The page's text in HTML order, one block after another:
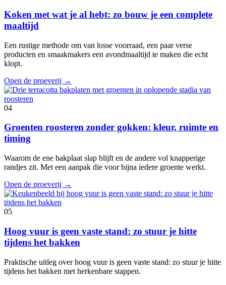
Koken met wat je al hebt: zo bouw je een complete
maaltijd
Een rustige methode om van losse voorraad, een paar verse
producten en smaakmakers een avondmaaltijd te maken die echt
klopt.
Open de proeverij →
04
Groenten roosteren zonder gokken: kleur, ruimte en
timing
Waarom de ene bakplaat slap blijft en de andere vol knapperige
randjes zit. Met een aanpak die voor bijna iedere groente werkt.
Open de proeverij →
05
Hoog vuur is geen vaste stand: zo stuur je hitte
tijdens het bakken
Praktische uitleg over hoog vuur is geen vaste stand: zo stuur je hitte
tijdens het bakken met herkenbare stappen.